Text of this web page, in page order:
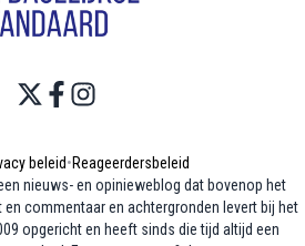
beleid•Reageerdersbeleid
nieuws- en opinieweblog dat bovenop het
commentaar en achtergronden levert bij het
opgericht en heeft sinds die tijd altijd een